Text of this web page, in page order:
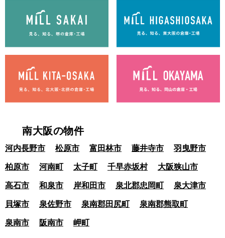
南大阪の物件
河内長野市 松原市 富田林市 藤井寺市 羽曳野市
柏原市 河南町 太子町 千早赤坂村 大阪狭山市
高石市 和泉市 岸和田市 泉北郡忠岡町 泉大津市
貝塚市 泉佐野市 泉南郡田尻町 泉南郡熊取町
泉南市 阪南市 岬町